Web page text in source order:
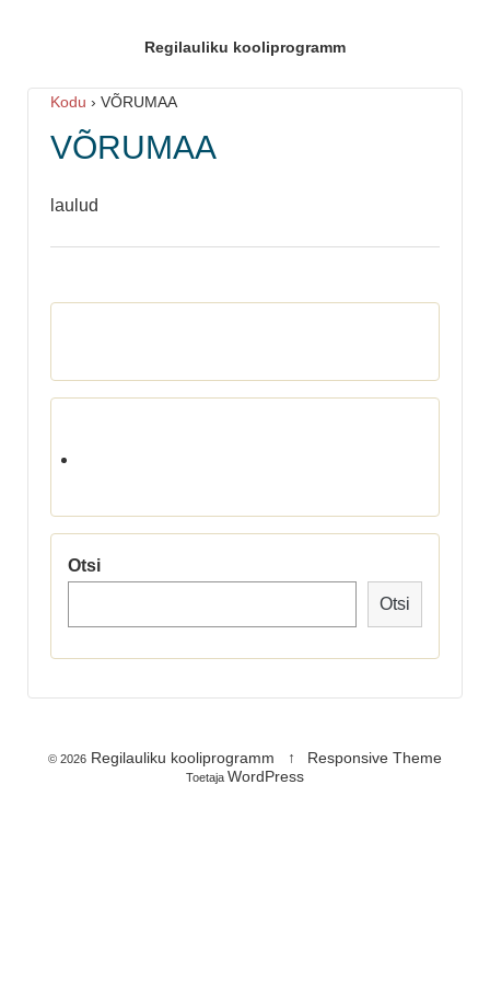
Regilauliku kooliprogramm
Kodu › VÕRUMAA
VÕRUMAA
laulud
Otsi
Otsi
© 2026Regilauliku kooliprogramm ↑ Responsive Theme
Toetaja WordPress